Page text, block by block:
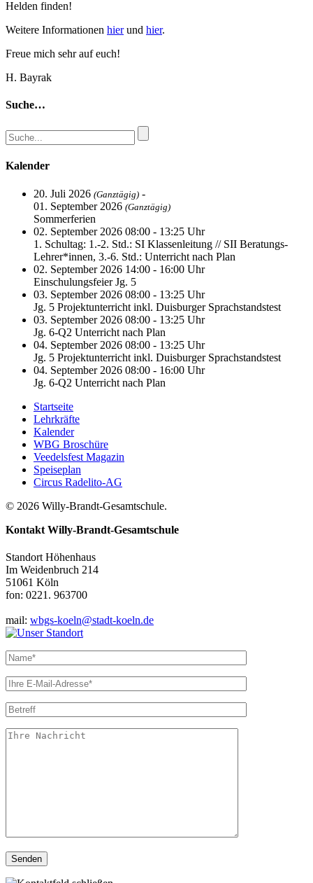
Helden finden!
Weitere Informationen hierund hier.
Freue mich sehr auf euch!
H. Bayrak
Suche…
Kalender
20. Juli 2026 (Ganztägig) -
01. September 2026 (Ganztägig)
Sommerferien
02. September 2026 08:00 - 13:25 Uhr
1. Schultag: 1.-2. Std.: SI Klassenleitung // SII Beratungs-
Lehrer*innen, 3.-6. Std.: Unterricht nach Plan
02. September 2026 14:00 - 16:00 Uhr
Einschulungsfeier Jg. 5
03. September 2026 08:00 - 13:25 Uhr
Jg. 5 Projektunterricht inkl. Duisburger Sprachstandstest
03. September 2026 08:00 - 13:25 Uhr
Jg. 6-Q2 Unterricht nach Plan
04. September 2026 08:00 - 13:25 Uhr
Jg. 5 Projektunterricht inkl. Duisburger Sprachstandstest
04. September 2026 08:00 - 16:00 Uhr
Jg. 6-Q2 Unterricht nach Plan
Startseite
Lehrkräfte
Kalender
WBG Broschüre
Veedelsfest Magazin
Speiseplan
Circus Radelito-AG
© 2026 Willy-Brandt-Gesamtschule.
Kontakt Willy-Brandt-Gesamtschule
Standort Höhenhaus
Im Weidenbruch 214
51061 Köln
fon: 0221. 963700
mail: wbgs-koeln@stadt-koeln.de